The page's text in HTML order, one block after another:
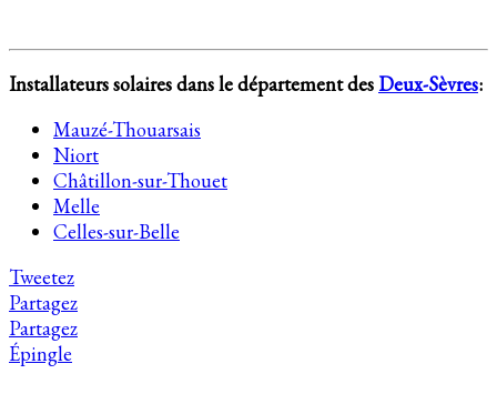
Installateurs solaires dans le département des Deux-Sèvres:
Mauzé-Thouarsais
Niort
Châtillon-sur-Thouet
Melle
Celles-sur-Belle
Tweetez
Partagez
Partagez
Épingle